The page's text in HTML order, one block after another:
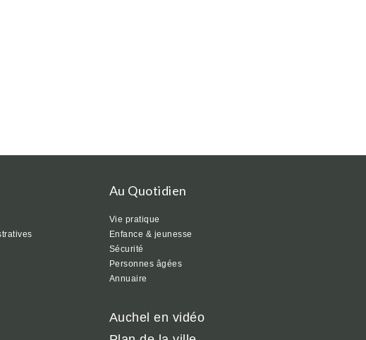
Au Quotidien
Vie pratique
Enfance & jeunesse
Sécurité
Personnes âgées
Annuaire
Auchel en vidéo